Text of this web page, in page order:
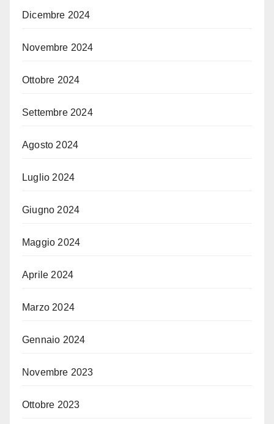
Dicembre 2024
Novembre 2024
Ottobre 2024
Settembre 2024
Agosto 2024
Luglio 2024
Giugno 2024
Maggio 2024
Aprile 2024
Marzo 2024
Gennaio 2024
Novembre 2023
Ottobre 2023